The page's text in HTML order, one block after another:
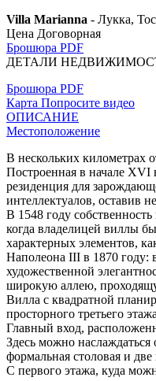
Villa Marianna - Лукка,
Цена Договорная
Брошюра PDF
ДЕТАЛИ
Брошюра PDF
Карта Попросите видео
ОПИСАНИЕ
Местоположение
В нескольких километрах
Построенная в начале XVI
резиденция для
интеллектуалов, оставив
В 1548 году
когда владелицей виллы
характерных элементов,
Наполеона III в 1870 году:
художественной
широкую аллею,
Вилла с квадратной
просторного третьего
Главный вход,
Здесь можно
формальная столовая и
С первого этажа, куда